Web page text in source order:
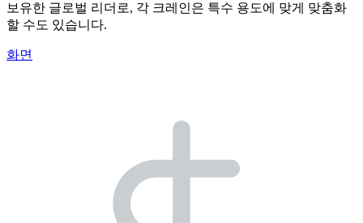
보유한 글로벌 리더로, 각 크레인은 특수 용도에 맞게 맞춤화
할 수도 있습니다.
화면